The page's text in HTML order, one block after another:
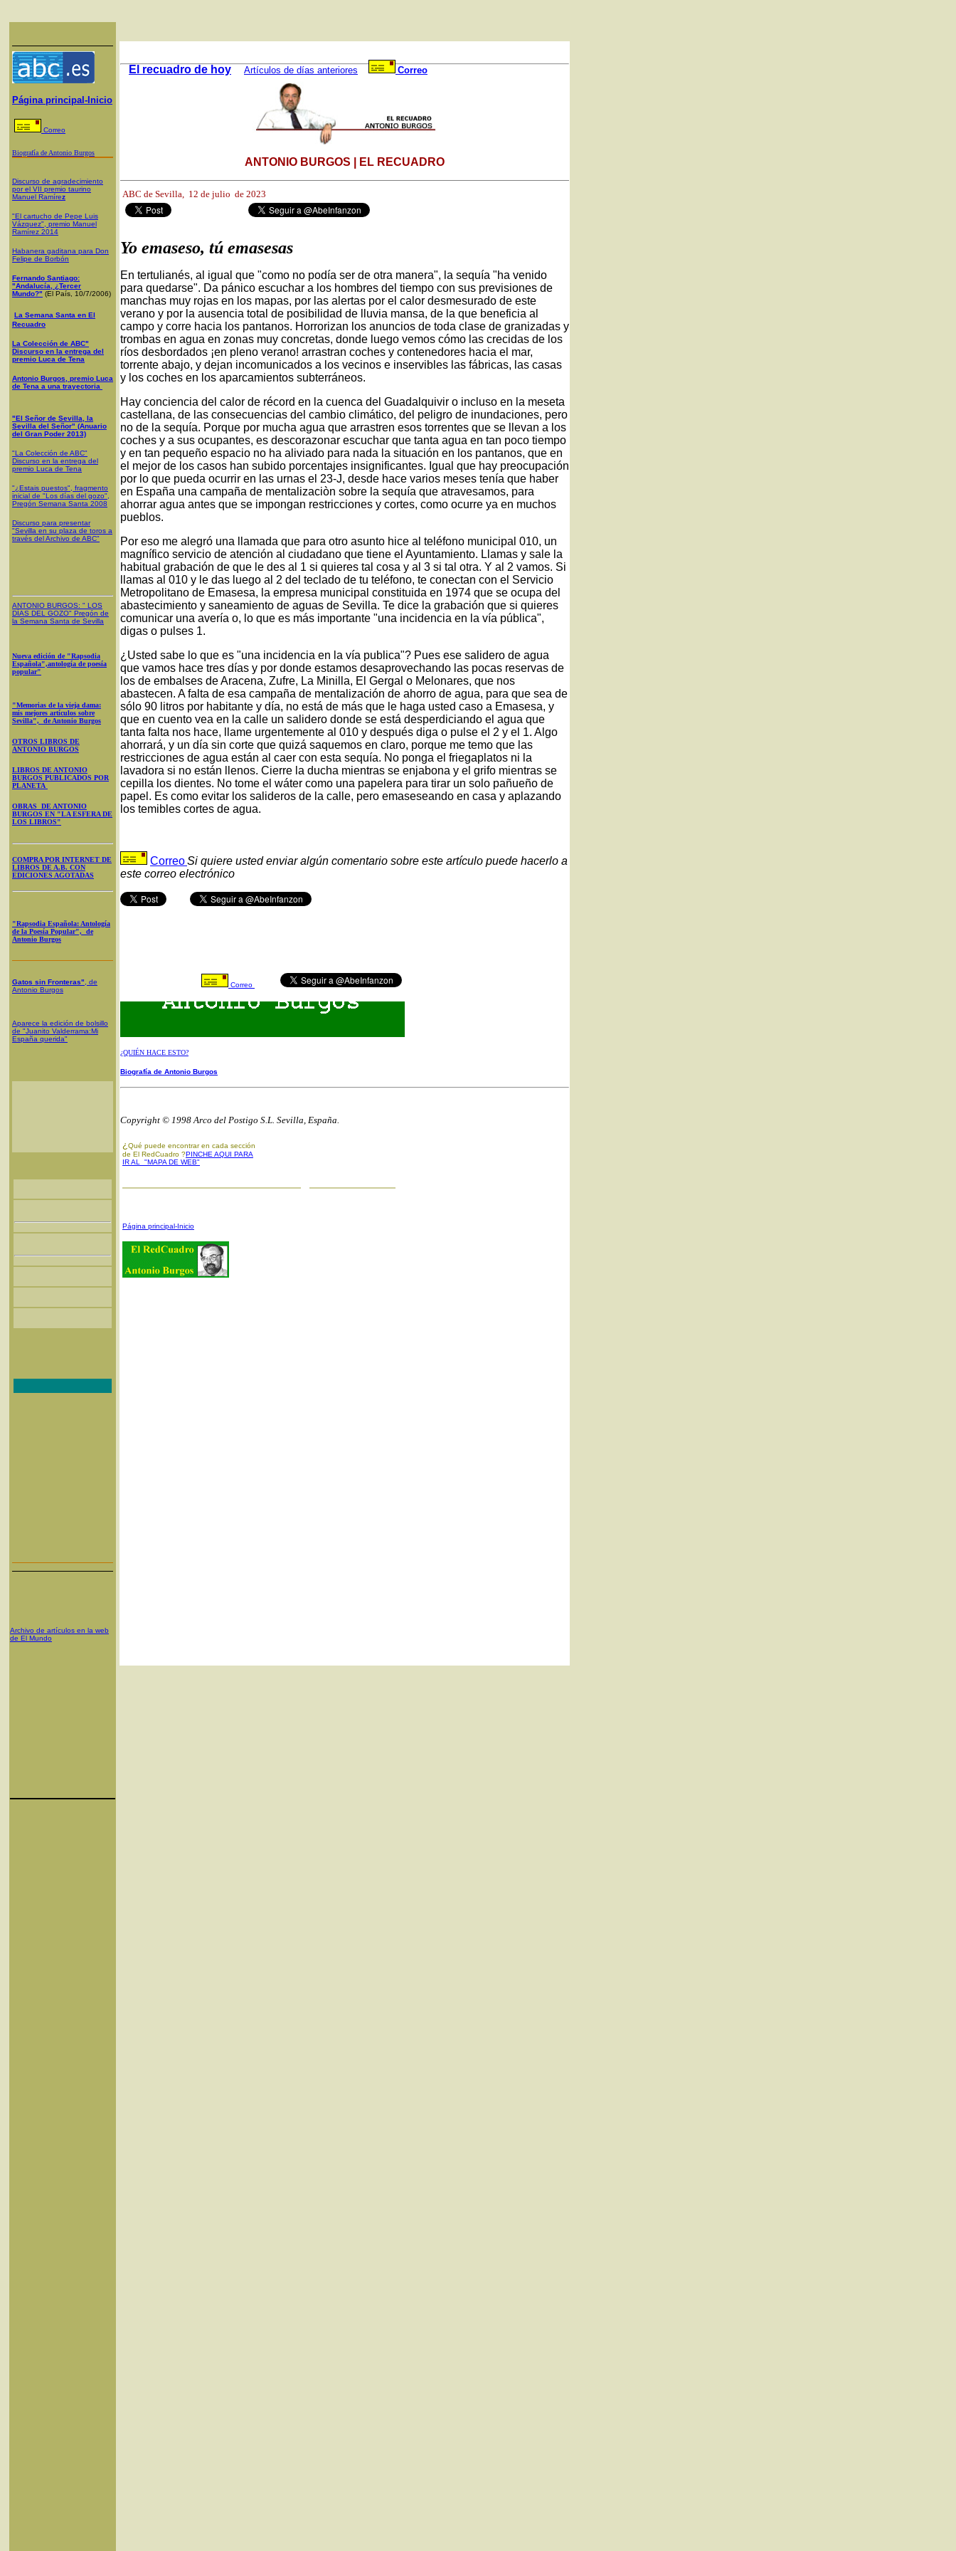
Página principal-Inicio
Correo
Biografía de Antonio Burgos
Discurso de agradecimiento
por el VII premio taurino
Manuel Ramírez
"El cartucho de Pepe Luis
Vázquez", premio Manuel
Ramírez 2014
Habanera gaditana para Don
Felipe de Borbón
Fernando Santiago:
"Andalucía, ¿Tercer
Mundo?" (El País, 10/7/2006)
La Semana Santa en El
Recuadro
La Colección de ABC"
Discurso en la entrega del
premio Luca de Tena
Antonio Burgos, premio Luca
de Tena a una trayectoria
"El Señor de Sevilla, la
Sevilla del Señor" (Anuario
del Gran Poder 2013)
"La Colección de ABC"
Discurso en la entrega del
premio Luca de Tena
"¿Estais puestos", fragmento
inicial de "Los días del gozo",
Pregón Semana Santa 2008
Discurso para presentar
"Sevilla en su plaza de toros a
través del Archivo de ABC"
ANTONIO BURGOS: " LOS
DÍAS DEL GOZO" Pregón de
la Semana Santa de Sevilla
Nueva edición de "Rapsodia
Española",antología de poesía
popular"
"Memorias de la vieja dama:
mis mejores artículos sobre
Sevilla", de Antonio Burgos
OTROS LIBROS DE
ANTONIO BURGOS
LIBROS DE ANTONIO
BURGOS PUBLICADOS POR
PLANETA
OBRAS DE ANTONIO
BURGOS EN "LA ESFERA DE
LOS LIBROS"
COMPRA POR INTERNET DE
LIBROS DE A.B. CON
EDICIONES AGOTADAS
"Rapsodia Española: Antología
de la Poesía Popular", de
Antonio Burgos
Gatos sin Fronteras" , de
Antonio Burgos
Aparece la edición de bolsillo
de "Juanito Valderrama:Mi
España querida"
Archivo de artículos en la web
de El Mundo
El recuadro de hoy Artículos de días anteriores Correo
ANTONIO BURGOS | EL RECUADRO
ABC de Sevilla, 12 de julio de 2023
Yo emaseso, tú emasesas
En tertulianés, al igual que "como no podía ser de otra manera", la sequía "ha venido
para quedarse". Da pánico escuchar a los hombres del tiempo con sus previsiones de
manchas muy rojas en los mapas, por las alertas por el calor desmesurado de este
verano y por la ausencia total de posibilidad de lluvia mansa, de la que beneficia al
campo y corre hacia los pantanos. Horrorizan los anuncios de toda clase de granizadas y
trombas en agua en zonas muy concretas, donde luego vemos cómo las crecidas de los
ríos desbordados ¡en pleno verano! arrastran coches y contenedores hacia el mar,
torrente abajo, y dejan incomunicados a los vecinos e inservibles las fábricas, las casas
y los coches en los aparcamientos subterráneos.
Hay conciencia del calor de récord en la cuenca del Guadalquivir o incluso en la meseta
castellana, de las consecuencias del cambio climático, del peligro de inundaciones, pero
no de la sequía. Porque por mucha agua que arrastren esos torrentes que se llevan a los
coches y a sus ocupantes, es descorazonar escuchar que tanta agua en tan poco tiempo
y en tan pequeño espacio no ha aliviado para nada la situación en los pantanos, que en
el mejor de los casos han subido porcentajes insignificantes. Igual que hay preocupación
por lo que pueda ocurrir en las urnas el 23-J, desde hace varios meses tenía que haber
en España una campaña de mentalizaciòn sobre la sequía que atravesamos, para
ahorrar agua antes que se impongan restricciones y cortes, como ocurre ya en muchos
pueblos.
Por eso me alegró una llamada que para otro asunto hice al teléfono municipal 010, un
magnífico servicio de atención al ciudadano que tiene el Ayuntamiento. Llamas y sale la
habitual grabación de que le des al 1 si quieres tal cosa y al 3 si tal otra. Y al 2 vamos. Si
llamas al 010 y le das luego al 2 del teclado de tu teléfono, te conectan con el Servicio
Metropolitano de Emasesa, la empresa municipal constituida en 1974 que se ocupa del
abastecimiento y saneamiento de aguas de Sevilla. Te dice la grabación que si quieres
comunicar una avería o, lo que es más importante "una incidencia en la vía pública",
digas o pulses 1.
¿Usted sabe lo que es "una incidencia en la vía publica"? Pues ese salidero de agua
que vamos hace tres días y por donde estamos desaprovechando las pocas reservas de
los de embalses de Aracena, Zufre, La Minilla, El Gergal o Melonares, que nos
abastecen. A falta de esa campaña de mentalización de ahorro de agua, para que sea de
sólo 90 litros por habitante y día, no está de más que le haga usted caso a Emasesa, y
que en cuento vea en la calle un salidero donde se está desperdiciando el agua que
tanta falta nos hace, llame urgentemente al 010 y después diga o pulse el 2 y el 1. Algo
ahorrará, y un día sin corte que quizá saquemos en claro, porque me temo que las
restricciones de agua están al caer con esta sequía. No ponga el friegaplatos ni la
lavadora si no están llenos. Cierre la ducha mientras se enjabona y el grifo mientras se
cepilla los dientes. No tome el wáter como una papelera para tirar un solo pañueño de
papel. Es como evitar los salideros de la calle, pero emaseseando en casa y aplazando
los temibles cortes de agua.
CorreoSi quiere usted enviar algún comentario sobre este artículo puede hacerlo a
este correo electrónico
Correo
¿QUIÉN HACE ESTO?
Biografía de Antonio Burgos
Copyright © 1998 Arco del Postigo S.L. Sevilla, España.
¿ Qué puede encontrar en cada sección
de El RedCuadro ?PINCHE AQUI PARA
IR AL "MAPA DE WEB"
Página principal-Inicio